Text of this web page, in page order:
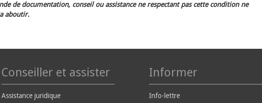
de documentation, conseil ou assistance ne respectant pas cette condition ne
aboutir.
Conseiller et assister
Assistance juridique
Informer
Info-lettre